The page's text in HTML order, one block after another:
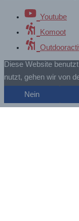
Youtube
Komoot
Diese Website
nutzt, gehen wir von
Nein